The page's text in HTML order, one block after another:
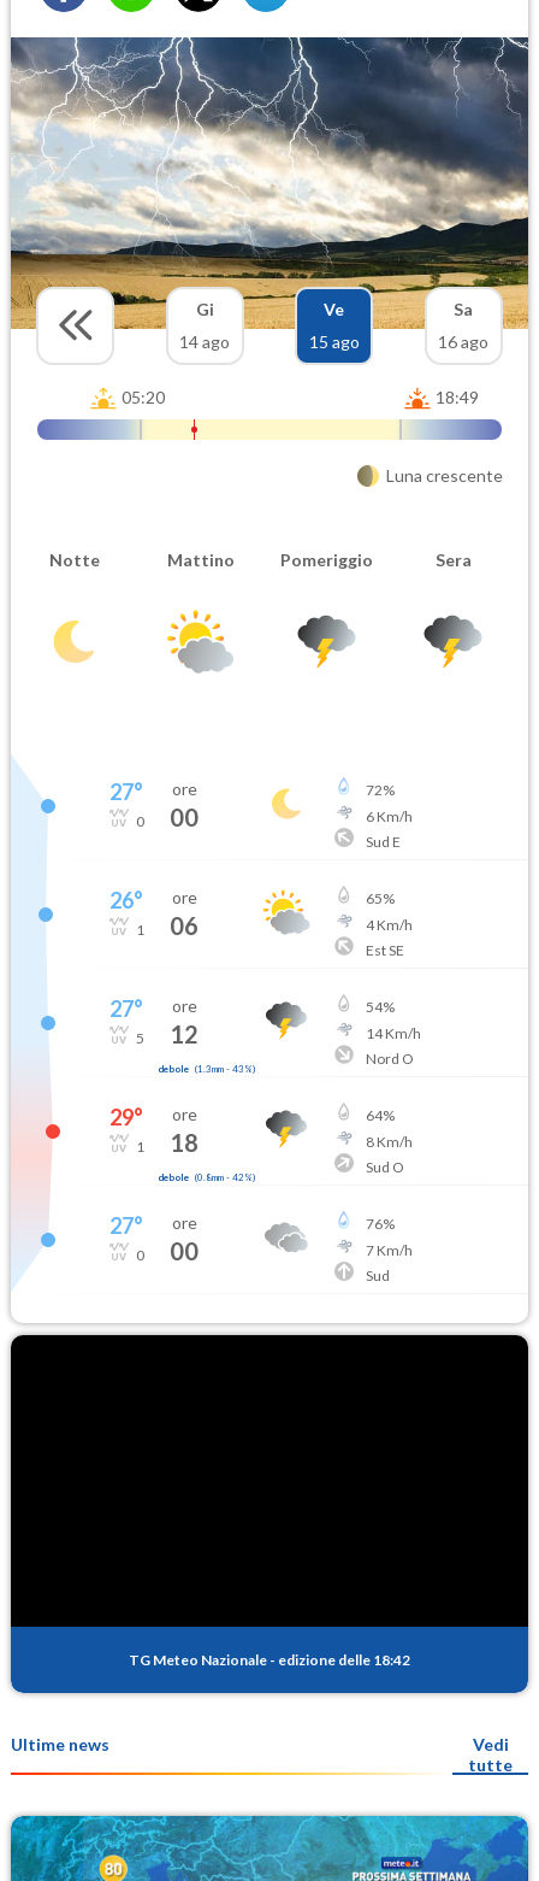
Gi
14 ago
Ve
15 ago
Sa
16 ago
05:20 18:49
Luna crescente
Notte Mattino Pomeriggio Sera
27°
0
ore
00
72%
6Km/h
Sud E
26°
1
ore
06
65%
4Km/h
Est SE
27°
5
ore
12
debole (1.3mm- 43 %)
54%
14Km/h
Nord O
29°
1
ore
18
debole (0.8mm- 42 %)
64%
8Km/h
Sud O
27°
0
ore
00
76%
7Km/h
Sud
TG Meteo Nazionale - edizione delle 18:42
Ultime news
Vedi
tutte